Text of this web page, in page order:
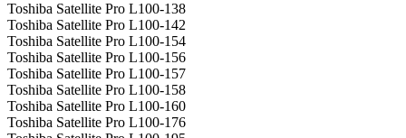
Toshiba Satellite Pro L100-138
Toshiba Satellite Pro L100-142
Toshiba Satellite Pro L100-154
Toshiba Satellite Pro L100-156
Toshiba Satellite Pro L100-157
Toshiba Satellite Pro L100-158
Toshiba Satellite Pro L100-160
Toshiba Satellite Pro L100-176